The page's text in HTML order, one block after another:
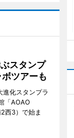
スタンプ
ツアーも
進化スタンプラ
「AOAO
西3）で始ま